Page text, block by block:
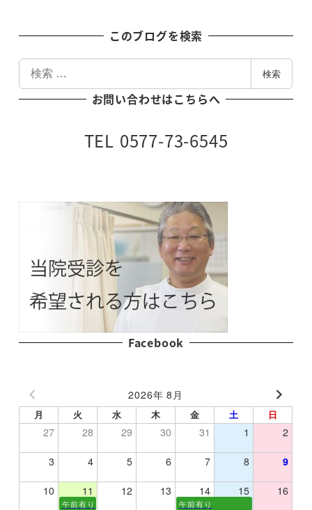
このブログを検索
索
検索
お問い合わせはこちらへ
TEL 0577-73-6545
Facebook
2026年 8月
月 火 水 木 金 土 日
27 28 29 30 31 1 2
3 4 5 6 7 8 9
10 11 12 13 14 15 16
午前有り 午前有り